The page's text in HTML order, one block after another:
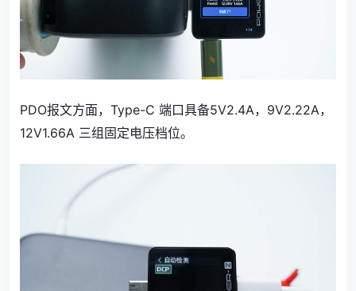
PDO报文方面，Type-C 端口具备5V2.4A，9V2.22A，
12V1.66A 三组固定电压档位。